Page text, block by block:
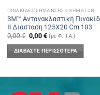
ΠΙΝΑΚΊΔΕΣ ΣΉΜΑΝΣΗΣ ΟΧΗΜΆΤΩΝ
3Μ™ Αντανακλαστική
II Διάσταση 125X20 Cm 103
0,00€ Original
price
was:
0,00 €.
0,00€Η
τρέχουσα
τιμή
είναι:
0,00 €.
(με Φ.Π.Α.)
ΔΙΑΒΆΣΤΕ ΠΕΡΙΣΣΌΤΕΡΑ